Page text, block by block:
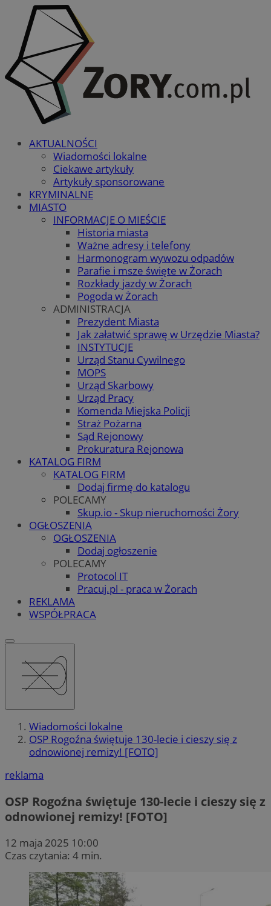
AKTUALNOŚCI
Wiadomości lokalne
Ciekawe artykuły
Artykuły sponsorowane
KRYMINALNE
MIASTO
INFORMACJE O MIEŚCIE
Historia miasta
Ważne adresy i telefony
Harmonogram wywozu odpadów
Parafie i msze święte w Żorach
Rozkłady jazdy w Żorach
Pogoda w Żorach
ADMINISTRACJA
Prezydent Miasta
Jak załatwić sprawę w Urzędzie Miasta?
INSTYTUCJE
Urząd Stanu Cywilnego
MOPS
Urząd Skarbowy
Urząd Pracy
Komenda Miejska Policji
Straż Pożarna
Sąd Rejonowy
Prokuratura Rejonowa
KATALOG FIRM
KATALOG FIRM
Dodaj firmę do katalogu
POLECAMY
Skup.io - Skup nieruchomości Żory
OGŁOSZENIA
OGŁOSZENIA
Dodaj ogłoszenie
POLECAMY
Protocol IT
Pracuj.pl - praca w Żorach
REKLAMA
WSPÓŁPRACA
Wiadomości lokalne
OSP Rogoźna świętuje 130-lecie i cieszy się z
odnowionej remizy! [FOTO]
reklama
OSP Rogoźna świętuje 130-lecie i cieszy się z
odnowionej remizy! [FOTO]
12 maja 2025 10:00
Czas czytania: 4 min.